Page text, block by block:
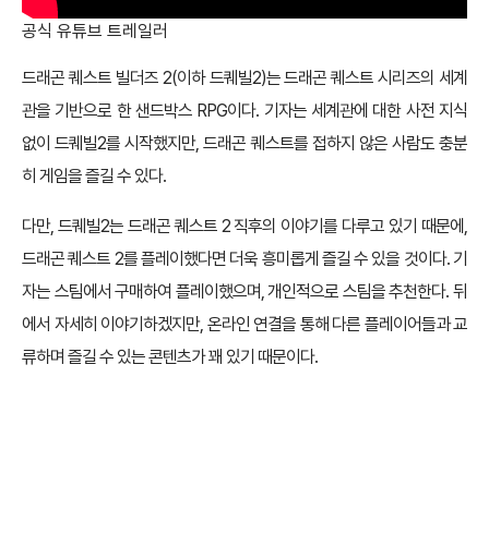
공식 유튜브 트레일러
드래곤 퀘스트 빌더즈 2(이하 드퀘빌2)는 드래곤 퀘스트 시리즈의 세계
관을 기반으로 한 샌드박스 RPG이다. 기자는 세계관에 대한 사전 지식
없이 드퀘빌2를 시작했지만, 드래곤 퀘스트를 접하지 않은 사람도 충분
히 게임을 즐길 수 있다.
다만, 드퀘빌2는 드래곤 퀘스트 2 직후의 이야기를 다루고 있기 때문에,
드래곤 퀘스트 2를 플레이했다면 더욱 흥미롭게 즐길 수 있을 것이다. 기
자는 스팀에서 구매하여 플레이했으며, 개인적으로 스팀을 추천한다. 뒤
에서 자세히 이야기하겠지만, 온라인 연결을 통해 다른 플레이어들과 교
류하며 즐길 수 있는 콘텐츠가 꽤 있기 때문이다.